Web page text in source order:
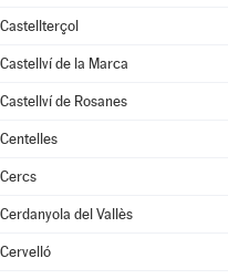
Castellterçol
Castellví de la Marca
Castellví de Rosanes
Centelles
Cercs
Cerdanyola del Vallès
Cervelló